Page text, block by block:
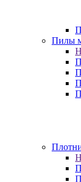
Пилы